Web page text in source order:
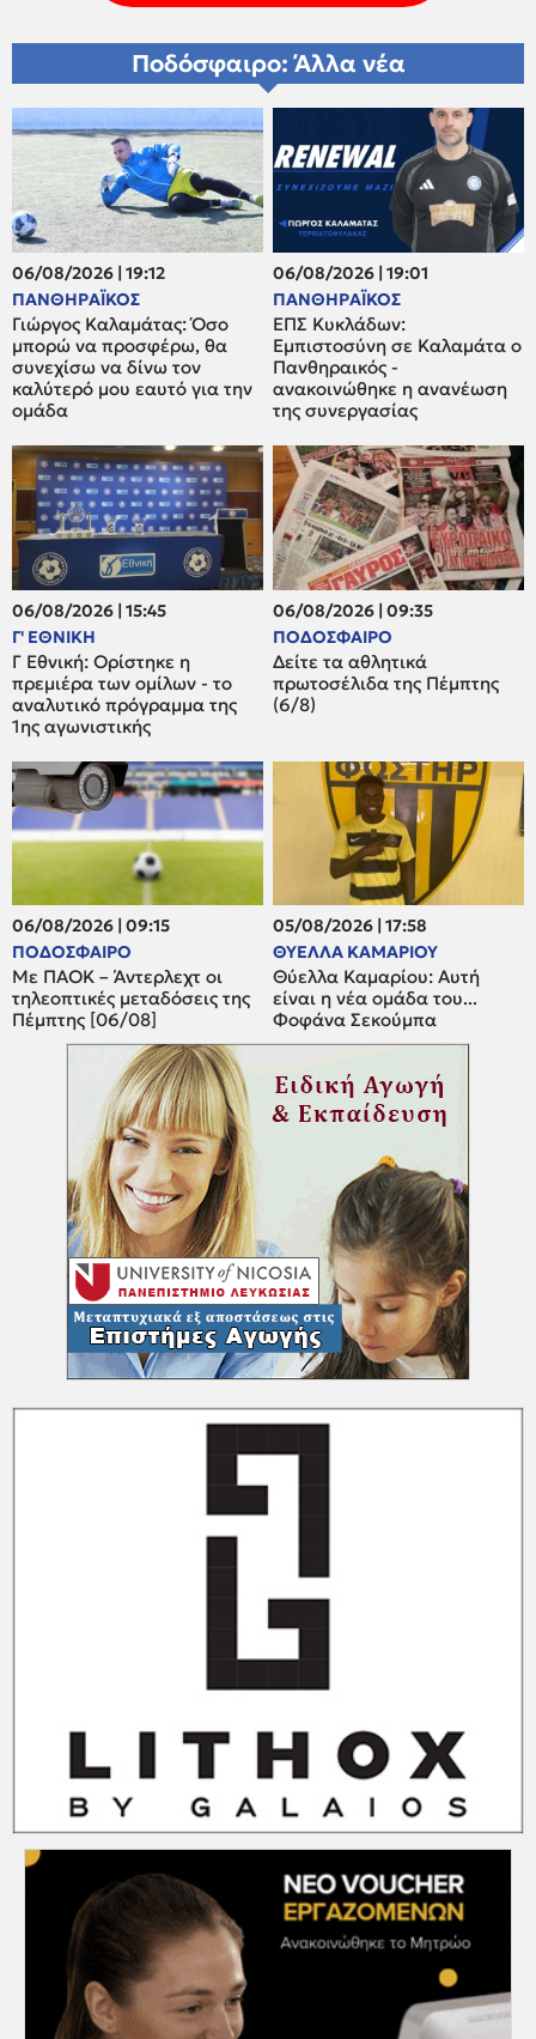
Ποδόσφαιρο: Άλλα νέα
06/08/2026 | 19:12
ΠΑΝΘΗΡΑΪΚΟΣ
Γιώργος Καλαμάτας: Όσο
μπορώ να προσφέρω, θα
συνεχίσω να δίνω τον
καλύτερό μου εαυτό για την
ομάδα
06/08/2026 | 19:01
ΠΑΝΘΗΡΑΪΚΟΣ
ΕΠΣ Κυκλάδων:
Εμπιστοσύνη σε Καλαμάτα ο
Πανθηραικός -
ανακοινώθηκε η ανανέωση
της συνεργασίας
06/08/2026 | 15:45
Γ' ΕΘΝΙΚΗ
Γ Εθνική: Ορίστηκε η
πρεμιέρα των ομίλων - το
αναλυτικό πρόγραμμα της
1ης αγωνιστικής
06/08/2026 | 09:35
ΠΟΔΟΣΦΑΙΡΟ
Δείτε τα αθλητικά
πρωτοσέλιδα της Πέμπτης
(6/8)
06/08/2026 | 09:15
ΠΟΔΟΣΦΑΙΡΟ
Με ΠΑΟΚ – Άντερλεχτ οι
τηλεοπτικές μεταδόσεις της
Πέμπτης [06/08]
05/08/2026 | 17:58
ΘΥΕΛΛΑ ΚΑΜΑΡΙΟΥ
Θύελλα Καμαρίου: Αυτή
είναι η νέα ομάδα του...
Φοφάνα Σεκούμπα